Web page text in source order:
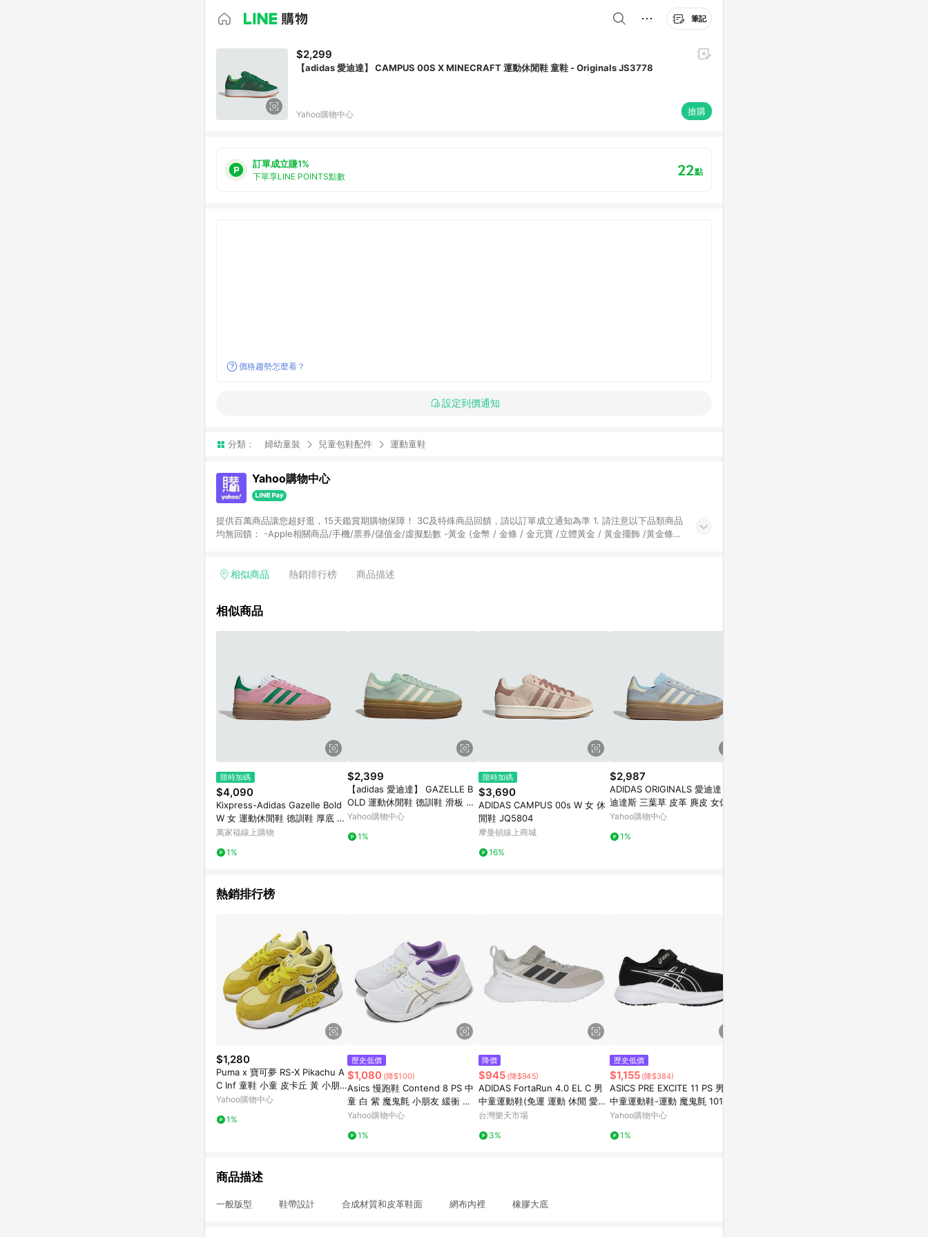
筆記
$2,299
【adidas 愛迪達】 CAMPUS 00S X MINECRAFT 運動休閒鞋 童鞋 - Originals JS3778
Yahoo購物中心 搶購
訂單成立賺1%
下單享LINE POINTS點數 22點
價格趨勢怎麼看？
設定到價通知
分類： 婦幼童裝 兒童包鞋配件 運動童鞋
Yahoo購物中心
提供百萬商品讓您超好逛，15天鑑賞期購物保障！ 3C及特殊商品回饋，請以訂單成立通知為準 1. 請注意以下品類商品
均無回饋： -Apple相關商品/手機/票券/儲值金/虛擬點數 -黃金 (金幣 / 金條 / 金元寶 /立體黃金 / 黃金擺飾 /黃金條
Yahoo超贈點回饋者 - 購物中心商店之商品：商品賣場中有標示「商店」及顯示商店名稱者(指定活動店家除外) 3. 訂
相似商品 熱銷排行榜 商品描述
相似商品
限時加碼
$4,090
Kixpress-Adidas Gazelle Bold
W 女 運動休閒鞋 德訓鞋 厚底 麂
皮 穿搭 粉紅 綠 [IE0420]
萬家福線上購物
1%
$2,399
【adidas 愛迪達】 GAZELLE B
OLD 運動休閒鞋 德訓鞋 滑板 復
古 厚底鞋 女 - Originals JS390
Yahoo購物中心
1%
限時加碼
$3,690
ADIDAS CAMPUS 00s W 女 休
閒鞋 JQ5804
摩曼頓線上商城
16%
$2,987
ADIDAS ORIGINALS 愛迪達 阿
迪達斯 三葉草 皮革 麂皮 女休閒
運動鞋-藍白色 GAZELLE BOLD
Yahoo購物中心
1%
熱銷排行榜
$1,280
Puma x 寶可夢 RS-X Pikachu A
C Inf 童鞋 小童 皮卡丘 黃 小朋
友 聯名 38956301
Yahoo購物中心
1%
歷史低價
$1,080 (降$100)
Asics 慢跑鞋 Contend 8 PS 中
童 白 紫 魔鬼氈 小朋友 緩衝 運
動鞋 亞瑟士 1014A258106
Yahoo購物中心
1%
降價
$945 (降$945)
ADIDAS FortaRun 4.0 EL C 男
中童運動鞋(免運 運動 休閒 愛迪
達「JQ5197」≡排汗專家≡
台灣樂天市場
3%
歷史低價
$1,155 (降$384)
ASICS PRE EXCITE 11 PS 男女
中童運動鞋-運動 魔鬼氈 1014A3
75-001 黑灰白
Yahoo購物中心
1%
商品描述
一般版型 鞋帶設計 合成材質和皮革鞋面 網布內裡 橡膠大底